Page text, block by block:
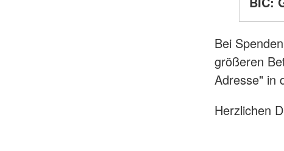
Bei
größeren
Adresse" in
Herzlichen